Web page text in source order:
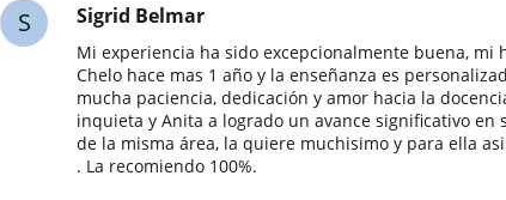
S Sigrid Belmar
Mi experiencia ha sido excepcionalmente buena, mi
Chelo hace mas 1 año y la enseñanza es
mucha paciencia, dedicación y amor hacia la
inquieta y Anita a logrado un avance significativo
de la misma área, la quiere muchisimo y para ella
. La recomiendo 100%.